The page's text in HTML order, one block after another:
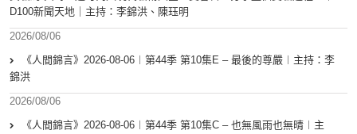
D100新聞天地｜主持：李錦洪、陳珏明
2026/08/06
《人間錦言》2026-08-06︱第44季 第10集E – 最後的尊嚴︱主持：李
錦洪
2026/08/06
《人間錦言》2026-08-06︱第44季 第10集C – 也無風雨也無晴︱主